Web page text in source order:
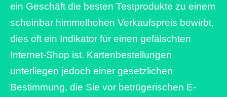
ein Geschäft die besten Testprodukte zu einem
scheinbar himmelhohen Verkaufspreis bewirbt,
dies oft ein Indikator für einen gefälschten
Internet-Shop ist. Kartenbestellungen
unterliegen jedoch einer gesetzlichen
Bestimmung, die Sie vor betrügerischen E-